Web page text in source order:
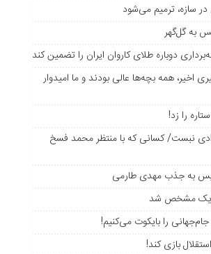
به ‌گل‌گهر
دوباره طلای کاروان ایران را تضمین کند
اخیر، همه بچه‌ها عالی بودند و ما امیدوار
نبست/ کسانی که با منتظر محمد فسخ
به جذب مهدی طارمی
یک مشخص شد
جام‌جهانی را بایکوت می‌کنیم!
بازی کند!